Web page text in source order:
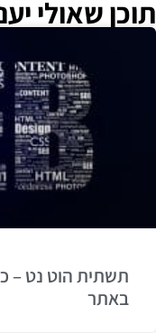
תוכן שאולי
תשתית הוט נט –
באתר